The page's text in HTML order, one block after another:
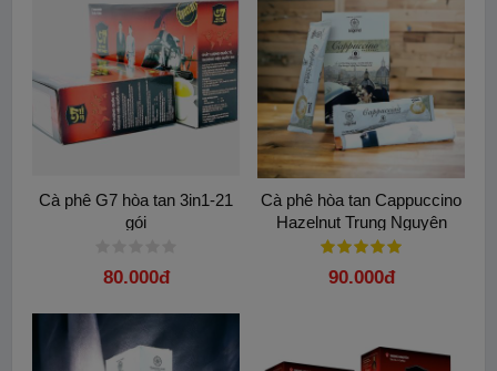
Cà phê G7 hòa tan 3in1-21
gói
80.000đ
Cà phê hòa tan Cappuccino
Hazelnut Trung Nguyên
90.000đ